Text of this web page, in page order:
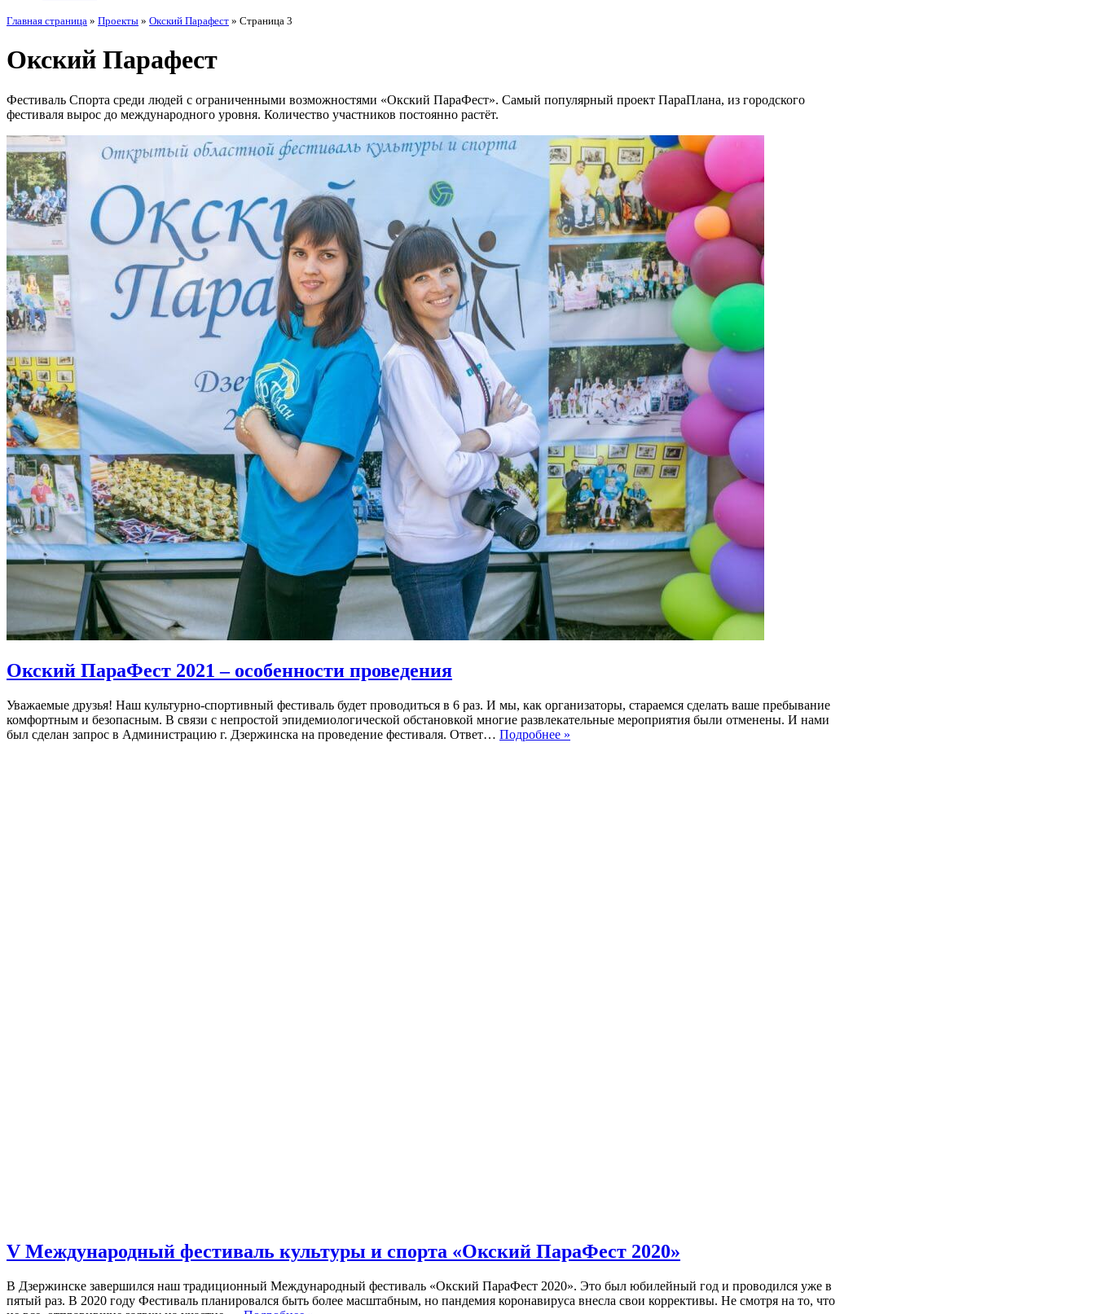
Главная страница » Проекты » Окский Парафест » Страница 3
Окский Парафест
Фестиваль Спорта среди людей с ограниченными возможностями «Окский ПараФест». Самый популярный проект ПараПлана, из городского
фестиваля вырос до международного уровня. Количество участников постоянно растёт.
Окский ПараФест 2021 – особенности проведения
Уважаемые друзья! Наш культурно-спортивный фестиваль будет проводиться в 6 раз. И мы, как организаторы, стараемся сделать ваше пребывание
комфортным и безопасным. В связи с непростой эпидемиологической обстановкой многие развлекательные мероприятия были отменены. И нами
был сделан запрос в Администрацию г. Дзержинска на проведение фестиваля. Ответ… Подробнее »
V Международный фестиваль культуры и спорта «Окский ПараФест 2020»
В Дзержинске завершился наш традиционный Международный фестиваль «Окский ПараФест 2020». Это был юбилейный год и проводился уже в
пятый раз. В 2020 году Фестиваль планировался быть более масштабным, но пандемия коронавируса внесла свои коррективы. Не смотря на то, что